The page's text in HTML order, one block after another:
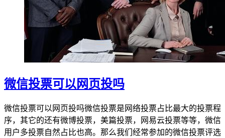
微信投票可以网页投吗
微信投票可以网页投吗微信投票是网络投票占比最大的投票程
序，其它的还有微博投票，美篇投票，网易云投票等等，微信
用户多投票自然占比也高。那么我们经常参加的微信投票评选